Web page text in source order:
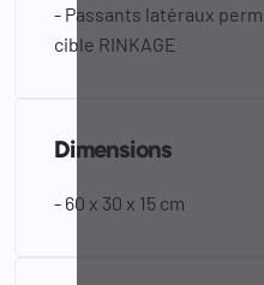
- Passants latéraux
cible RINKAGE
Dimensions
- 60 x 30 x 15 cm